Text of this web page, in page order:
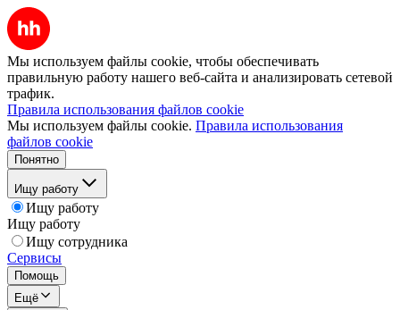
Мы используем файлы cookie, чтобы обеспечивать
правильную работу нашего веб-сайта и анализировать сетевой
трафик.
Правила использования файлов cookie
Мы используем файлы cookie. Правила использования
файлов cookie
Понятно
Ищу работу
Ищу работу
Ищу работу
Ищу сотрудника
Сервисы
Помощь
Ещё